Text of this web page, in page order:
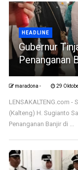
HEADLINE
Gubernur
Penanganan
maradona - 29
LENSAKALTENG.com -
(Kalteng) H. Sugianto
Penanganan Banjir di ...